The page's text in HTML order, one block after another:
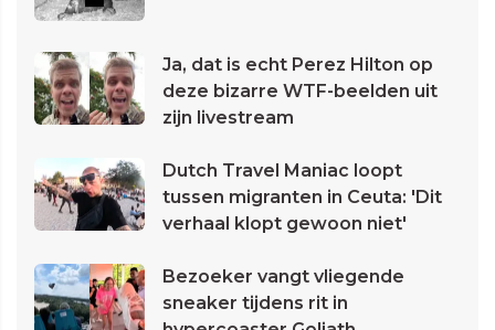
Ja, dat is echt Perez Hilton op
deze bizarre WTF-beelden uit
zijn livestream
Dutch Travel Maniac loopt
tussen migranten in Ceuta: 'Dit
verhaal klopt gewoon niet'
Bezoeker vangt vliegende
sneaker tijdens rit in